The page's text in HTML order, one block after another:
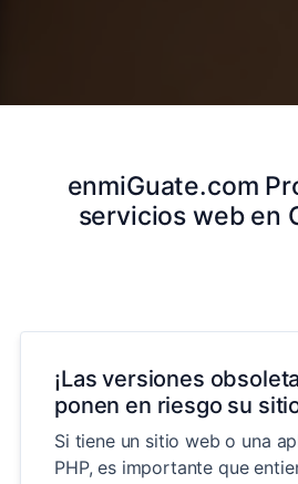
enmiGuate.com
¡Las versiones
ponen en riesgo su
Si tiene un sitio web o una